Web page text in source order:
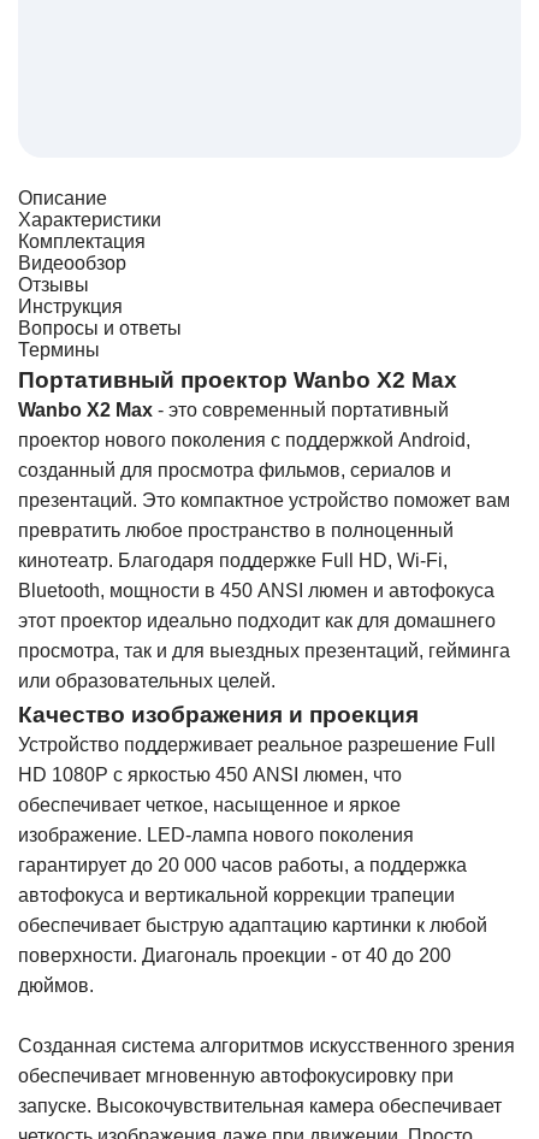
Описание
Характеристики
Комплектация
Видеообзор
Отзывы
Инструкция
Вопросы и ответы
Термины
Портативный проектор Wanbo X2 Max
Wanbo X2 Max - это современный портативный
проектор нового поколения с поддержкой Android,
созданный для просмотра фильмов, сериалов и
презентаций. Это компактное устройство поможет вам
превратить любое пространство в полноценный
кинотеатр. Благодаря поддержке Full HD, Wi-Fi,
Bluetooth, мощности в 450 ANSI люмен и автофокуса
этот проектор идеально подходит как для домашнего
просмотра, так и для выездных презентаций, гейминга
или образовательных целей.
Качество изображения и проекция
Устройство поддерживает реальное разрешение Full
HD 1080P с яркостью 450 ANSI люмен, что
обеспечивает четкое, насыщенное и яркое
изображение. LED-лампа нового поколения
гарантирует до 20 000 часов работы, а поддержка
автофокуса и вертикальной коррекции трапеции
обеспечивает быструю адаптацию картинки к любой
поверхности. Диагональ проекции - от 40 до 200
дюймов.
Созданная система алгоритмов искусственного зрения
обеспечивает мгновенную автофокусировку при
запуске. Высокочувствительная камера обеспечивает